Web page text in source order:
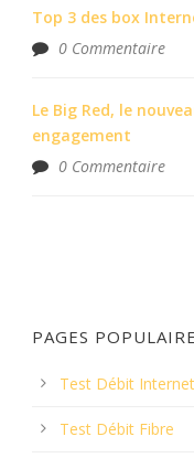
Top 3 des box
0 Commentaire
Le Big Red, le
engagement
0 Commentaire
PAGES
Test Débit Internet
Test Débit Fibre